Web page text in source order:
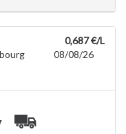
0,687 €/L
08/08/26